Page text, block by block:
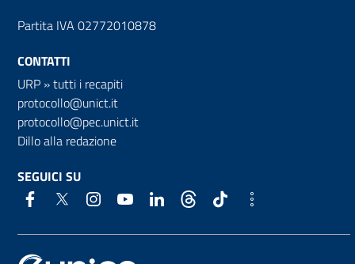
Partita IVA 02772010878
CONTATTI
URP »tutti i recapiti
protocollo@unict.it
protocollo@pec.unict.it
Dillo alla redazione
SEGUICI SU